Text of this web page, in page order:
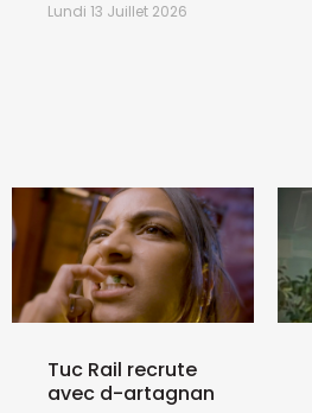
Lundi 13 Juillet 2026
Tuc Rail recrute
avec d-artagnan